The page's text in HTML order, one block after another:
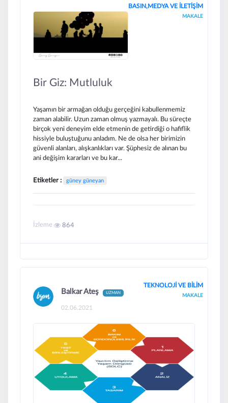
BASIN,MEDYA VE İLETİŞİM
MAKALE
Bir Giz: Mutluluk
Yaşamın bir armağan olduğu gerçeğini kabullenmemiz
zaman alabilir. Uzun zaman olmuş yazmayalı. Bu süreçte
birçok yeni deneyim elde etmenin de getirdiği o hafiflik
hissiyle buluştuğunu anladım. Ne de olsa her birimizin
güvenli alanları, alışkanlıkları var. Şüphesiz de alınan bu
ani değişim kararları ve bu kar...
Etiketler : güney güneyan
İzleme 864
Balkar Ateş UZMAN
02.06.2021
TEKNOLOJİ VE BİLİM
MAKALE